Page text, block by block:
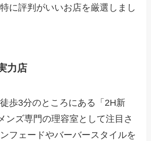
に評判がいいお店を厳選しまし
力店
歩3分のところにある「2H新
ンズ専門の理容室として注目さ
フェードやバーバースタイルを